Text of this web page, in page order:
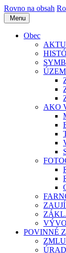
Rovno na obsah
Menu
Obec
AKO
POVINNÉ